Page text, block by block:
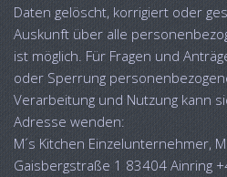
Daten gelöscht, korrigiert oder
Auskunft über alle
ist möglich. Für Fragen und
oder Sperrung
Verarbeitung und Nutzung kann
Adresse wenden:
M´s Kitchen Einzelunternehmer,
Gaisbergstraße 1 83404 Ainring